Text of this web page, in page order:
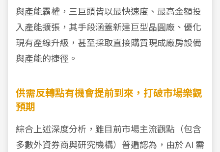
與產能霸權，三巨頭皆以最快速度、最高金額投
入產能擴張，其手段涵蓋新建巨型晶圓廠、優化
現有產線升級，甚至採取直接購買現成廠房設備
與產能的捷徑。
供需反轉點有機會提前到來，打破市場樂觀
預期
綜合上述深度分析，雖目前市場主流觀點（包含
多數外資券商與研究機構）普遍認為，由於 AI 需